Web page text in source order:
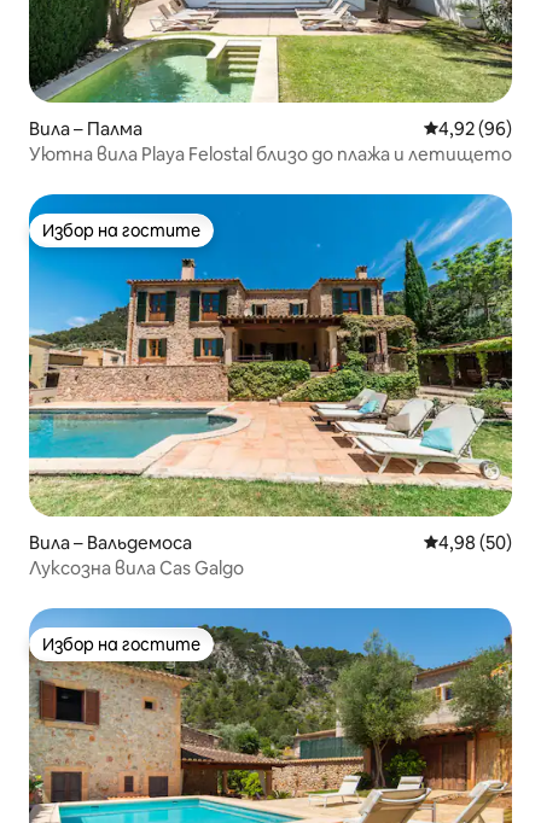
Вила – Палма Средна
4,92 (96)
Уютна вила Playa Felostal близо до плажа и летището
Избор на гостите
Избор на гостите
Вила – Вальдемоса Средна
4,98 (50)
Луксозна вила Cas Galgo
Избор на гостите
Избор на гостите